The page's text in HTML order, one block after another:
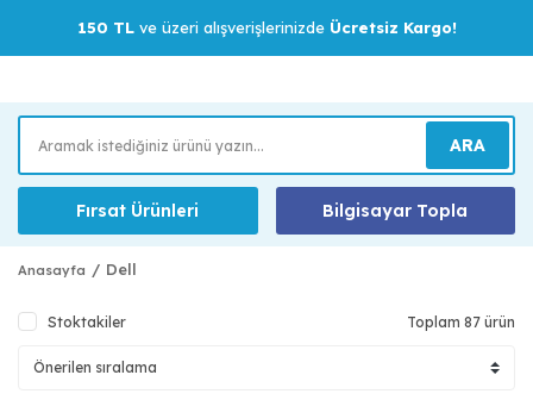
150 TLve üzeri alışverişlerinizde Ücretsiz Kargo!
ARA
Fırsat Ürünleri Bilgisayar Topla
Anasayfa Dell
Stoktakiler Toplam 87 ürün